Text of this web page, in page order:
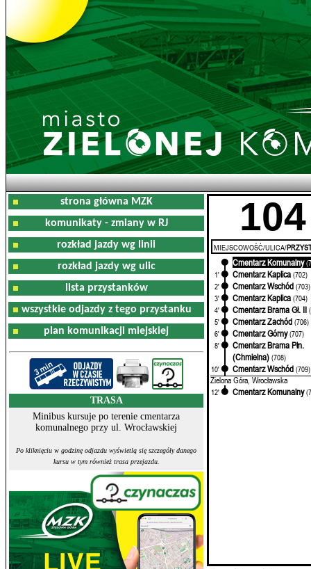
strona główna MZK
komunikaty - zmiany w RJ
rozkład jazdy wg linii
rozkład jazdy wg ulic
lista przystanków
wszystkie odjazdy z tego przystanku
plan komunikacji miejskiej
TRASA
Minibus kursuje po terenie cmentarza
komunalnego przy ul. Wrocławskiej
Po kliknięciu w godzinę odjazdu wyświetlą się szczegóły danego
kursu w tym również trasa przejazdu.
104
MIEJSCOWOŚĆ/ULICA/
Cmentarz Komunalny
1'
Cmentarz Kaplica (702)
2'
Cmentarz Wschód (703)
3'
Cmentarz Kaplica (704)
4'
Cmentarz Brama Gł. II
5'
Cmentarz Zachód (706)
6'
Cmentarz Górny (707)
8'
Cmentarz Brama Płn.
(Chmielna) (708)
10'
Cmentarz Wschód (709)
Zielona Góra, Wrocławska
12' Cmentarz Komunalny